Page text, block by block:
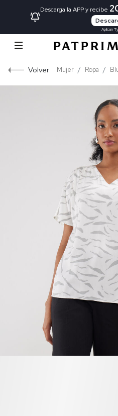
Descarga la APP y recibe
Aplican
Volver Mujer Ropa